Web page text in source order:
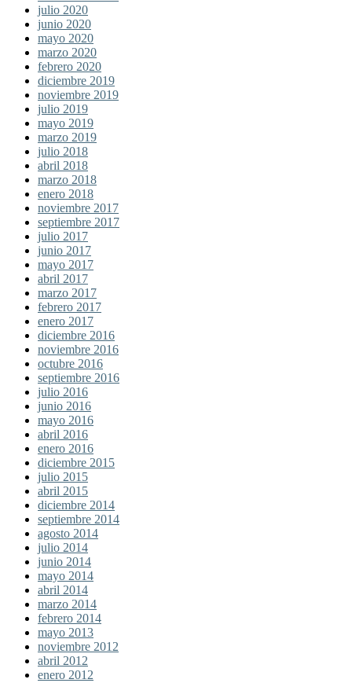
julio 2020
junio 2020
mayo 2020
marzo 2020
febrero 2020
diciembre 2019
noviembre 2019
julio 2019
mayo 2019
marzo 2019
julio 2018
abril 2018
marzo 2018
enero 2018
noviembre 2017
septiembre 2017
julio 2017
junio 2017
mayo 2017
abril 2017
marzo 2017
febrero 2017
enero 2017
diciembre 2016
noviembre 2016
octubre 2016
septiembre 2016
julio 2016
junio 2016
mayo 2016
abril 2016
enero 2016
diciembre 2015
julio 2015
abril 2015
diciembre 2014
septiembre 2014
agosto 2014
julio 2014
junio 2014
mayo 2014
abril 2014
marzo 2014
febrero 2014
mayo 2013
noviembre 2012
abril 2012
enero 2012